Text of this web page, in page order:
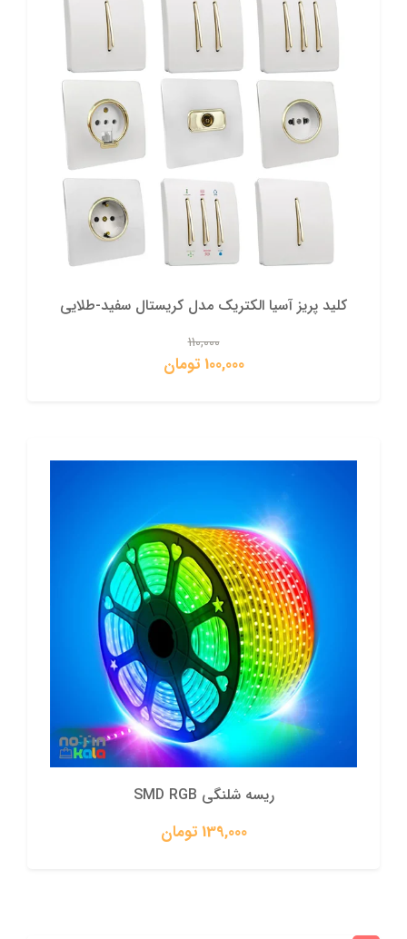
کلید پریز آسیا الکتریک مدل کریستال سفید-طلایی
110,000
100,000 تومان
ریسه شلنگی SMD RGB
139,000 تومان